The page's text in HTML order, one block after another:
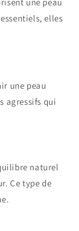
elles
une peau
agressifs qui
naturel
Ce type de